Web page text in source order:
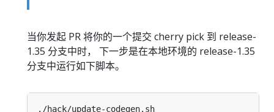
当你发起 PR 将你的一个提交 cherry pick 到 release-
1.35 分支中时， 下一步是在本地环境的 release-1.35
分支中运行如下脚本。